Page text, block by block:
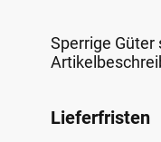
Sperrige Güter
Lieferfristen